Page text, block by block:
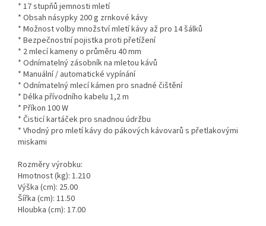
* 17 stupňů jemnosti mletí
* Obsah násypky 200 g zrnkové kávy
* Možnost volby množství mletí kávy až pro 14 šálků
* Bezpečnostní pojistka proti přetížení
* 2 mlecí kameny o průměru 40 mm
* Odnímatelný zásobník na mletou kávů
* Manuální / automatické vypínání
* Odnímatelný mlecí kámen pro snadné čištění
* Délka přívodního kabelu 1,2 m
* Příkon 100 W
* Čisticí kartáček pro snadnou údržbu
* Vhodný pro mletí kávy do pákových kávovarů s přetlakovými
miskami
Rozměry výrobku:
Hmotnost (kg): 1.210
Výška (cm): 25.00
Šířka (cm): 11.50
Hloubka (cm): 17.00